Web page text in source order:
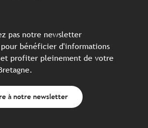
pas notre newsletter
bénéficier d'informations
et profiter pleinement de votre
à notre newsletter